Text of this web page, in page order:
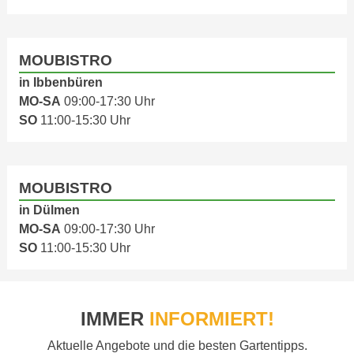
MOUBISTRO
in Ibbenbüren
MO-SA 09:00-17:30 Uhr
SO11:00-15:30 Uhr
MOUBISTRO
in Dülmen
MO-SA 09:00-17:30 Uhr
SO11:00-15:30 Uhr
IMMER INFORMIERT!
Aktuelle Angebote und die besten Gartentipps.